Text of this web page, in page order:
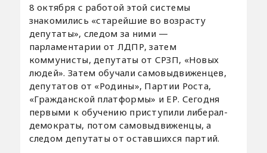
8 октября с работой этой системы
знакомились «старейшие во возрасту
депутаты», следом за ними —
парламентарии от ЛДПР, затем
коммунисты, депутаты от СРЗП, «Новых
людей». Затем обучали самовыдвиженцев,
депутатов от «Родины», Партии Роста,
«Гражданской платформы» и ЕР. Сегодня
первыми к обучению приступили либерал-
демократы, потом самовыдвиженцы, а
следом депутаты от оставшихся партий.